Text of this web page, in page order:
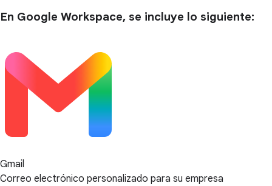
En Google Workspace, se incluye lo siguiente:
Gmail
Correo electrónico personalizado para su empresa